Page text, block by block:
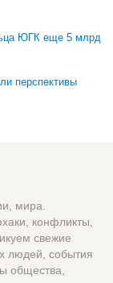
ЮГК еще 5 млрд
перспективы
мира.
конфликты,
свежие
людей, события
общества,